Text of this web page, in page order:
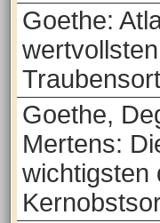
Goethe:
wertvollsten
Goethe,
Mertens:
wichtigsten